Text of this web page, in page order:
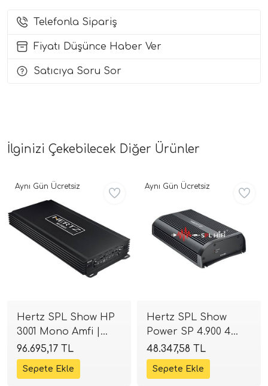
Performans)
Telefonla Sipariş
Fiyatı Düşünce Haber Ver
Satıcıya Soru Sor
İlginizi Çekebilecek Diğer Ürünler
Hertz SPL Show HP
3001 Mono Amfi |
3000W RMS Class-D |
SPLHIFI
96.695,17 TL
Aynı Gün Ücretsiz
Hertz SPL Show
Power SP 4.900 4
Kanal Amfi | 4x250W
RMS Class-D |
SPLHIFI
48.347,58 TL
Aynı Gün Ücretsiz